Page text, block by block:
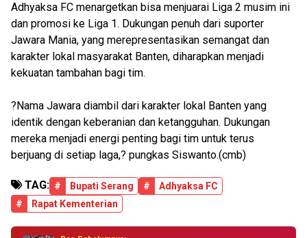
Adhyaksa FC menargetkan bisa menjuarai Liga 2 musim ini
dan promosi ke Liga 1. Dukungan penuh dari suporter
Jawara Mania, yang merepresentasikan semangat dan
karakter lokal masyarakat Banten, diharapkan menjadi
kekuatan tambahan bagi tim.
?Nama Jawara diambil dari karakter lokal Banten yang
identik dengan keberanian dan ketangguhan. Dukungan
mereka menjadi energi penting bagi tim untuk terus
berjuang di setiap laga,? pungkas Siswanto.(cmb)
TAG: # Bupati Serang #
Adhyaksa FC
#
Rapat Kementerian